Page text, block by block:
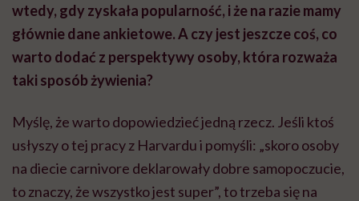
wtedy, gdy zyskała popularność, i że na razie mamy
głównie dane ankietowe. A czy jest jeszcze coś, co
warto dodać z perspektywy osoby, która rozważa
taki sposób żywienia?
Myślę, że warto dopowiedzieć jedną rzecz. Jeśli ktoś
usłyszy o tej pracy z Harvardu i pomyśli: „skoro osoby
na diecie carnivore deklarowały dobre samopoczucie,
to znaczy, że wszystko jest super”, to trzeba się na